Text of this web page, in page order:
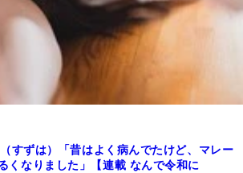
すずは）「昔はよく病んでたけど、マレー
くなりました」【連載 なんで令和に